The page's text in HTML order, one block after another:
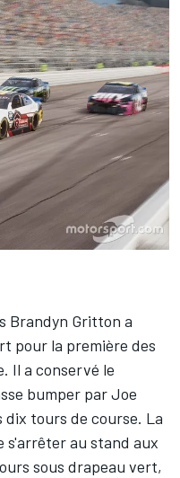
Brandyn Gritton a
pour la première des
Il a conservé le
bumper par Joe
dix tours de course. La
s'arrêter au stand aux
sous drapeau vert,